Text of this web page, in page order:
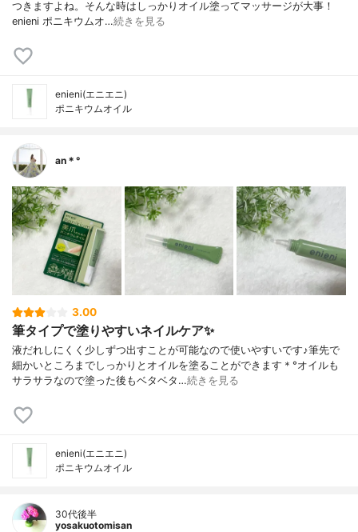
つきますよね。そんな時はしっかりオイル塗ってマッサージが大事！
enieni ポニキウムオ…続きを見る
enieni(エニエニ)
ポニキウムオイル
an＊°
3.00
筆タイプで塗りやすいネイルケア✨
液だれしにくく少しずつ出すことが可能なので使いやすいです♪筆先で
細かいところまでしっかりとオイルを塗ることができます＊°オイルも
サラサラなので塗った後もベタベタ…続きを見る
enieni(エニエニ)
ポニキウムオイル
30代後半
yosakuotomisan